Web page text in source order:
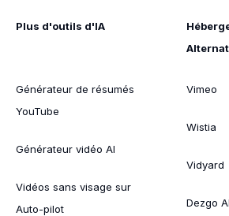
Plus d'outils d'IA
Générateur de résumés
YouTube
Générateur vidéo AI
Vidéos sans visage sur
Auto-pilot
Vimeo
Wistia
Vidyard
Dezgo AI